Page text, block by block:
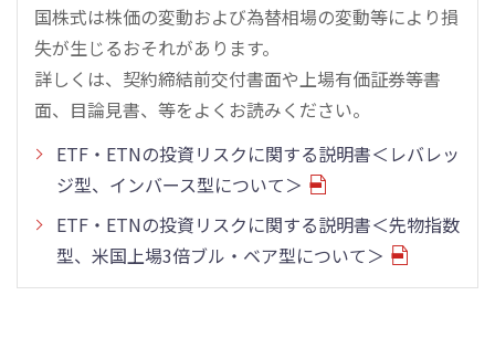
国株式は株価の変動および為替相場の変動等により損
失が生じるおそれがあります。
詳しくは、契約締結前交付書面や上場有価証券等書
面、目論見書、等をよくお読みください。
ETF・ETNの投資リスクに関する説明書＜レバレッ
ジ型、インバース型について＞
ETF・ETNの投資リスクに関する説明書＜先物指数
型、米国上場3倍ブル・ベア型について＞